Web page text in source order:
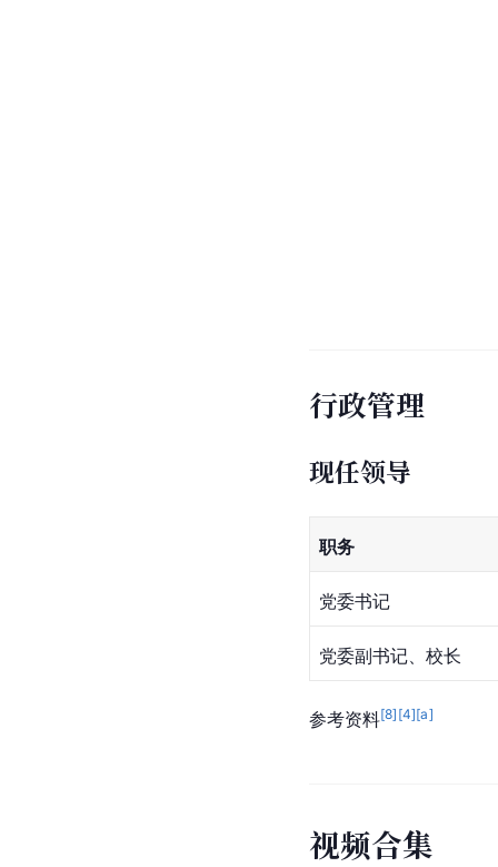
行政管理
现任领导
职务
党委书记
党委副书记、校长
参考资料[8] [4][a]
视频合集